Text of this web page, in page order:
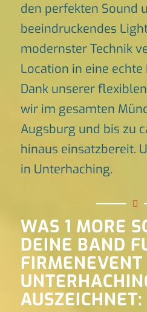
den perfekten Sound
beeindruckendes
modernster Technik
Location in eine
Dank unserer
wir im gesamten
Augsburg und bis zu
hinaus einsatzbereit.
in Unterhaching.
WAS 1 MORE
DEINE BAND
FIRMENEVENT
AUSZEICHNET: